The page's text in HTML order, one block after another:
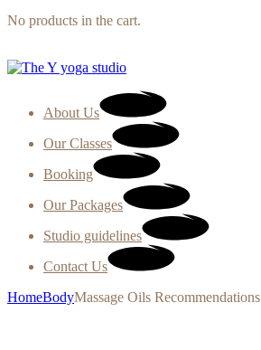
No products in the cart.
About Us
Our Classes
Booking
Our Packages
Studio guidelines
Contact Us
HomeBodyMassage Oils Recommendations